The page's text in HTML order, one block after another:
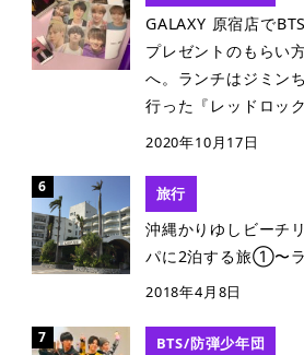
GALAXY 原宿店で
プレゼントのもら
へ。ランチはジミン
行った『レッドロッ
2020年10月17日
旅行
沖縄かりゆしビーチ
パに2泊する旅①〜
2018年4月8日
BTS/防弾少年団